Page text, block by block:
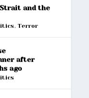
and the
,Terror
after
ago